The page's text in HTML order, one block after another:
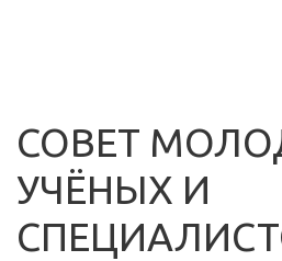
СОВЕТ
УЧЁНЫХ И